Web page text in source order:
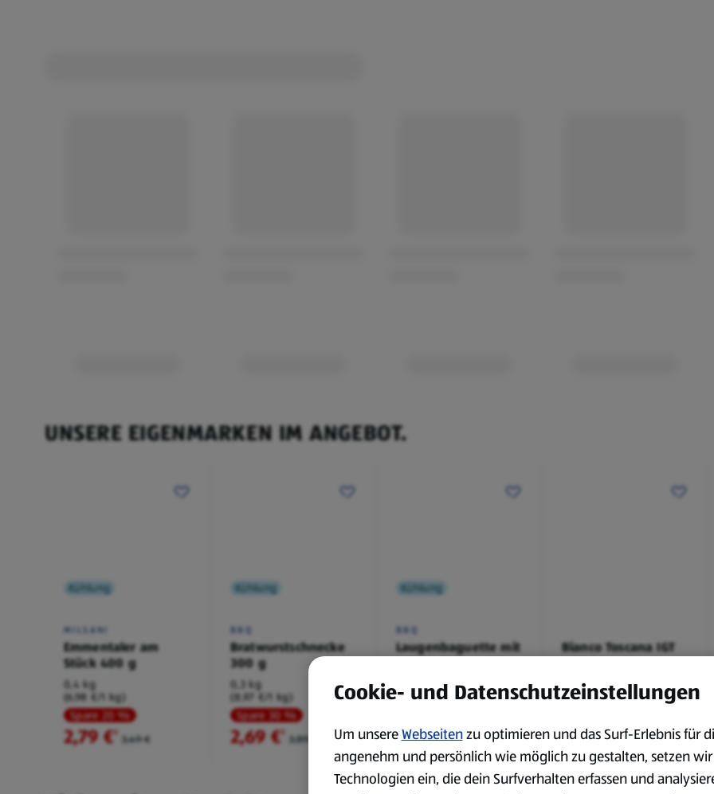
UNSERE EIGENMARKEN IM ANGEBOT.
Kühlung
MILSANI
Emmentaler am
Stück 400 g
0,4 kg
(6,98 €/1 kg)
Spare 20 %
2,79 €² 3,49 €
Kühlung
BBQ
Bratwurstschnecke
300 g
0,3 kg
(8,97 €/1 kg)
Spare 30 %
2,69 €² 3,89 €
Kühlung
BBQ
Laugenbaguette mit
0,18 kg
(4,51 €/1 kg)
0,79 €² 1,29 €
Bianco Toscana IGT
0,75 l
(3,72 €/1 l)
2,79 €² 3,49 €
Cookie- und Datenschutzeinstellungen
Um unsereWebseitenzu optimieren und das Surf-Erlebnis für
angenehm und persönlich wie möglich zu gestalten, setzen wir
Technologien ein, die dein Surfverhalten erfassen und